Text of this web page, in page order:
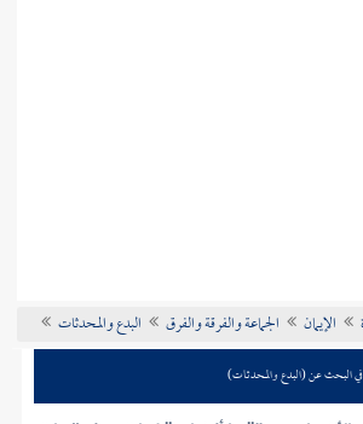
الإيمان الجماعة والفرقة والفرق البدع والمحدثات
في البحث عن (البدع والمحدثات)